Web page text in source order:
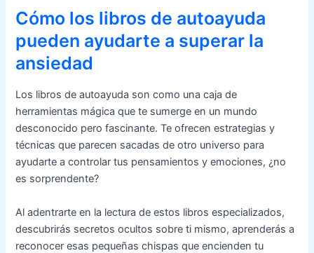
Cómo los libros de autoayuda
pueden ayudarte a superar la
ansiedad
Los libros de autoayuda son como una caja de
herramientas mágica que te sumerge en un mundo
desconocido pero fascinante. Te ofrecen estrategias y
técnicas que parecen sacadas de otro universo para
ayudarte a controlar tus pensamientos y emociones, ¿no
es sorprendente?
Al adentrarte en la lectura de estos libros especializados,
descubrirás secretos ocultos sobre ti mismo, aprenderás a
reconocer esas pequeñas chispas que encienden tu